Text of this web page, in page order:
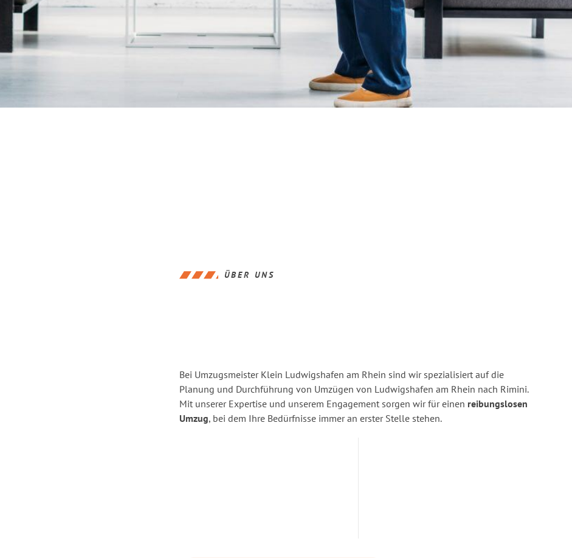
ÜBER UNS
Bei Umzugsmeister Klein Ludwigshafen am Rhein sind wir spezialisiert auf die
Planung und Durchführung von Umzügen von Ludwigshafen am Rhein nach Rimini.
Mit unserer Expertise und unserem Engagement sorgen wir für einen reibungslosen
Umzug, bei dem Ihre Bedürfnisse immer an erster Stelle stehen.